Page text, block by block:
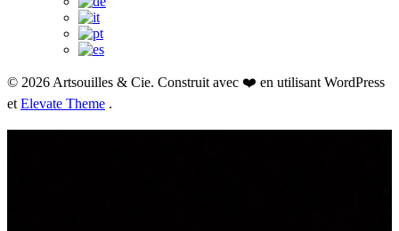
© 2026 Artsouilles & Cie. Construit avec ❤️ en utilisant WordPress
et Elevate Theme .